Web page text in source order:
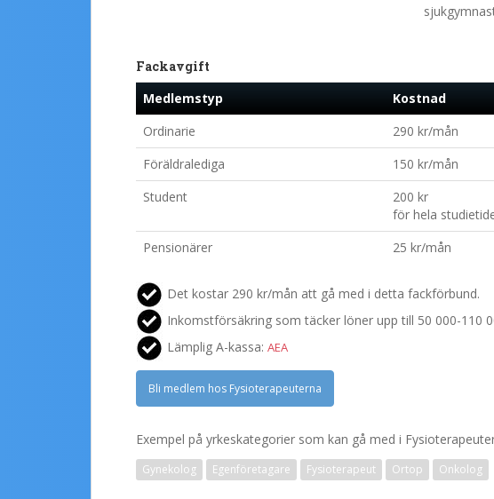
Fackavgift
Medlemstyp
Kostnad
Ordinarie
290 kr/mån
Föräldralediga
150 kr/mån
Student
200 kr
för hela
Pensionärer
25 kr/mån
Det kostar 290 kr/mån att gå med i detta fackförbund.
Inkomstförsäkring som täcker löner upp till 50 000-110
Lämplig A-kassa: AEA
Bli medlem hos Fysioterapeuterna
Exempel på yrkeskategorier som kan gå med i
Gynekolog Egenföretagare Fysioterapeut Ortop Onkolog